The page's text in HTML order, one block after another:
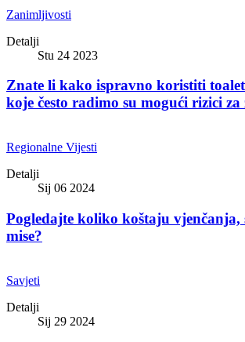
Zanimljivosti
Detalji
Stu 24 2023
Znate li kako ispravno koristiti
koje često radimo su mogući rizici
Regionalne Vijesti
Detalji
Sij 06 2024
Pogledajte koliko koštaju vjenčanja,
mise?
Savjeti
Detalji
Sij 29 2024